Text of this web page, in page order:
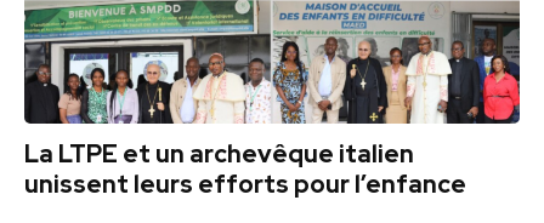
La LTPE et un archevêque italien
unissent leurs efforts pour l’enfance